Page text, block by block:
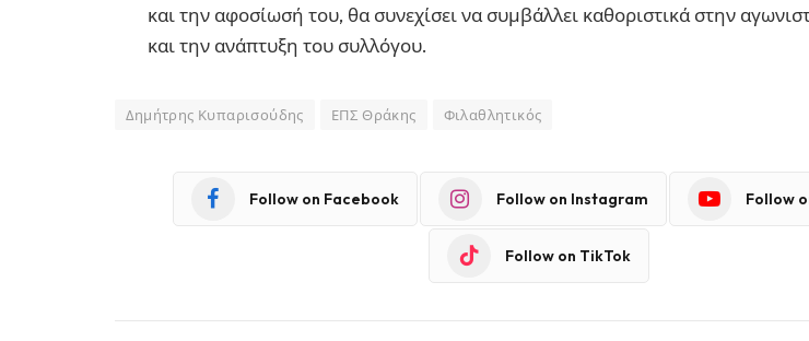
και την αφοσίωσή του, θα συνεχίσει να συμβάλλει καθοριστικά στην
και την ανάπτυξη του συλλόγου.
Δημήτρης Κυπαρισούδης ΕΠΣ Θράκης Φιλαθλητικός
Follow on Facebook Follow on Instagram Follow
Follow on TikTok